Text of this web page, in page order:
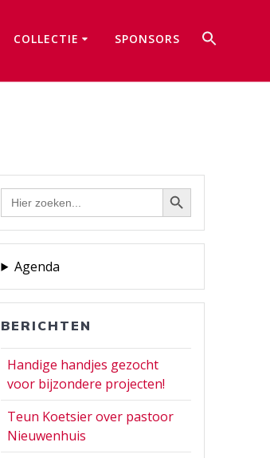
COLLECTIE SPONSORS
Zoek
naar:
Zoekknop
Agenda
BERICHTEN
Handige handjes gezocht
voor bijzondere projecten!
Teun Koetsier over pastoor
Nieuwenhuis